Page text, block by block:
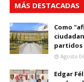
MÁS DESTACADAS
Como
partidos
Agosto
Edgar